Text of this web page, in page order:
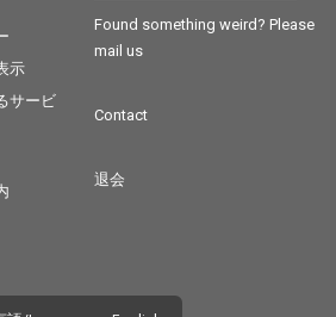
示
サービ
Found something weird? Please
mail us
Contact
退会